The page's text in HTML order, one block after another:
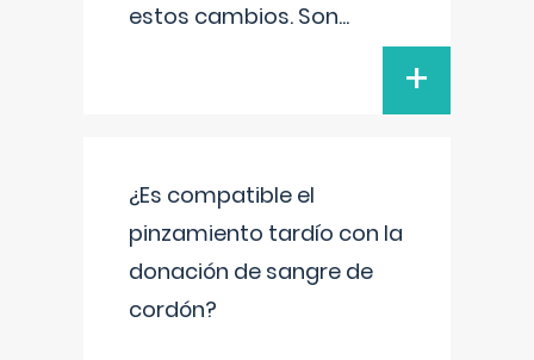
estos cambios. Son...
+
¿Es compatible el
pinzamiento tardío con la
donación de sangre de
cordón?